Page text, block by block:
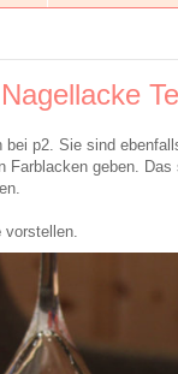
bei p2. Sie sind
Farblacken geben.
vorstellen.